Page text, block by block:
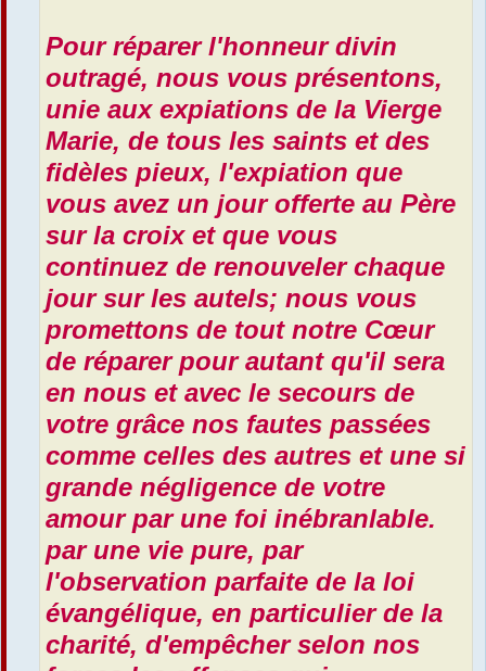
Pour réparer l'honneur divin
outragé, nous vous présentons,
unie aux expiations de la Vierge
Marie, de tous les saints et des
fidèles pieux, l'expiation que
vous avez un jour offerte au Père
sur la croix et que vous
continuez de renouveler chaque
jour sur les autels; nous vous
promettons de tout notre Cœur
de réparer pour autant qu'il sera
en nous et avec le secours de
votre grâce nos fautes passées
comme celles des autres et une si
grande négligence de votre
amour par une foi inébranlable.
par une vie pure, par
l'observation parfaite de la loi
évangélique, en particulier de la
charité, d'empêcher selon nos